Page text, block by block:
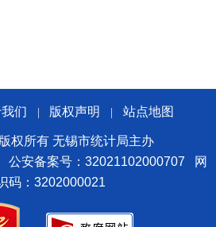
们 版权声明 站点地图
权所有 无锡市统计局主办
公安备案号：32021102000707
网
码：3202000021